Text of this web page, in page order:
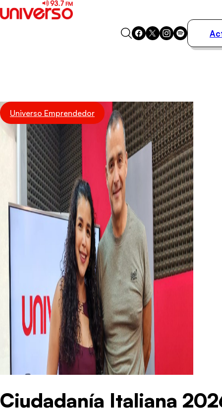
Podcasts
Destacados
Universo Emprendedor
Ciudadanía Italiana